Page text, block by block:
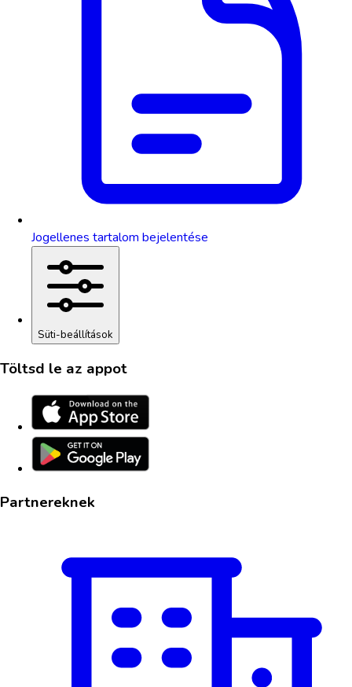
Jogellenes tartalom bejelentése
Süti-beállítások
Töltsd le az appot
Partnereknek